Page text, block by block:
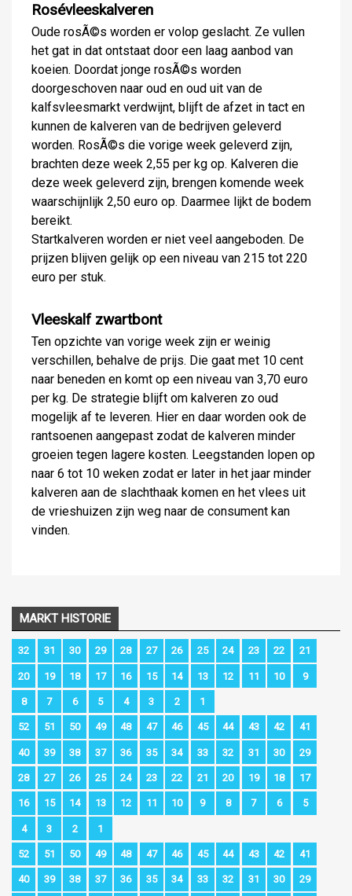
Rosévleeskalveren
Oude rosÃ©s worden er volop geslacht. Ze vullen
het gat in dat ontstaat door een laag aanbod van
koeien. Doordat jonge rosÃ©s worden
doorgeschoven naar oud en oud uit van de
kalfsvleesmarkt verdwijnt, blijft de afzet in tact en
kunnen de kalveren van de bedrijven geleverd
worden. RosÃ©s die vorige week geleverd zijn,
brachten deze week 2,55 per kg op. Kalveren die
deze week geleverd zijn, brengen komende week
waarschijnlijk 2,50 euro op. Daarmee lijkt de bodem
bereikt.
Startkalveren worden er niet veel aangeboden. De
prijzen blijven gelijk op een niveau van 215 tot 220
euro per stuk.
Vleeskalf zwartbont
Ten opzichte van vorige week zijn er weinig
verschillen, behalve de prijs. Die gaat met 10 cent
naar beneden en komt op een niveau van 3,70 euro
per kg. De strategie blijft om kalveren zo oud
mogelijk af te leveren. Hier en daar worden ook de
rantsoenen aangepast zodat de kalveren minder
groeien tegen lagere kosten. Leegstanden lopen op
naar 6 tot 10 weken zodat er later in het jaar minder
kalveren aan de slachthaak komen en het vlees uit
de vrieshuizen zijn weg naar de consument kan
vinden.
MARKT HISTORIE
32 31 30 29 28 27 26 25 24 23 22 21
20 19 18 17 16 15 14 13 12 11 10 9
8 7 6 5 4 3 2 1
52 51 50 49 48 47 46 45 44 43 42 41
40 39 38 37 36 35 34 33 32 31 30 29
28 27 26 25 24 23 22 21 20 19 18 17
16 15 14 13 12 11 10 9 8 7 6 5
4 3 2 1
52 51 50 49 48 47 46 45 44 43 42 41
40 39 38 37 36 35 34 33 32 31 30 29